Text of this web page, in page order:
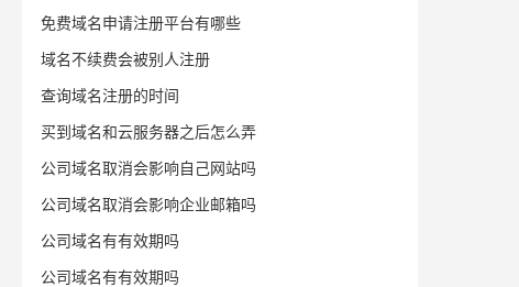
免费域名申请注册平台有哪些
域名不续费会被别人注册
查询域名注册的时间
买到域名和云服务器之后怎么弄
公司域名取消会影响自己网站吗
公司域名取消会影响企业邮箱吗
公司域名有有效期吗
公司域名有有效期吗